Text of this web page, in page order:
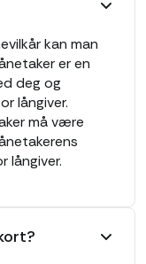
kan man
er en
deg og
långiver.
må være
långiver.